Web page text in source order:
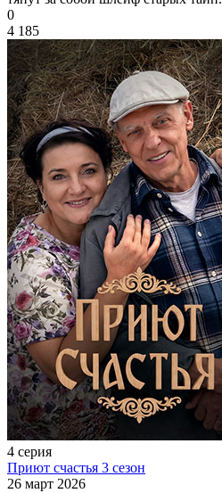
0
4 185
4 серия
Приют счастья 3 сезон
26 март 2026